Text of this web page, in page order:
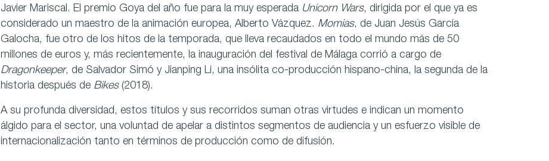
Javier Mariscal. El premio Goya del año fue para la muy esperada Unicorn Wars, dirigida por el que ya es
considerado un maestro de la animación europea, Alberto Vázquez. Momias, de Juan Jesús García
Galocha, fue otro de los hitos de la temporada, que lleva recaudados en todo el mundo más de 50
millones de euros y, más recientemente, la inauguración del festival de Málaga corrió a cargo de
Dragonkeeper, de Salvador Simó y Jianping Li, una insólita co-producción hispano-china, la segunda de la
historia después de Bikes(2018).
A su profunda diversidad, estos títulos y sus recorridos suman otras virtudes e indican un momento
álgido para el sector, una voluntad de apelar a distintos segmentos de audiencia y un esfuerzo visible de
internacionalización tanto en términos de producción como de difusión.